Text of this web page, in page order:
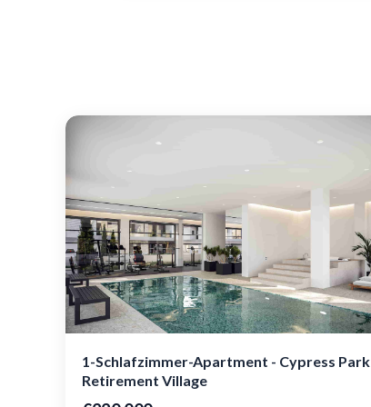
1-Schlafzimmer-Apartment - Cypress Park
Retirement Village